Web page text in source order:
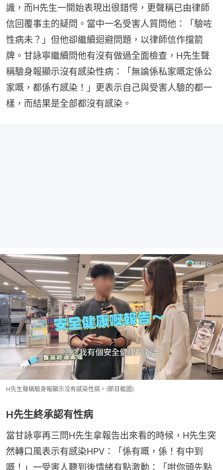
識，而H先生一開始表現出很錯愕，更聲稱已由律師
信回覆事主的疑問。當中一名受害人質問他：「驗咗
性病未？」但他卻繼續迴避問題，以律師信作擋箭
牌。甘詠寧繼續問他有沒有做過全面檢查，H先生聲
稱驗身報顯示沒有感染性病：「無論係私家嘅定係公
家嘅，都係冇感染！」更表示自己與受害人驗的都一
樣，而結果是全部都沒有感染。
H先生聲稱驗身報顯示沒有感染性病。(節目截圖)
H先生終承認有性病
當甘詠寧再三問H先生拿報告出來看的時候，H先生突
然轉口風表示有感染HPV：「係有嘅，係！有中到
嘅！」一受害人聽到後情緒有點激動：「咁你頭先點